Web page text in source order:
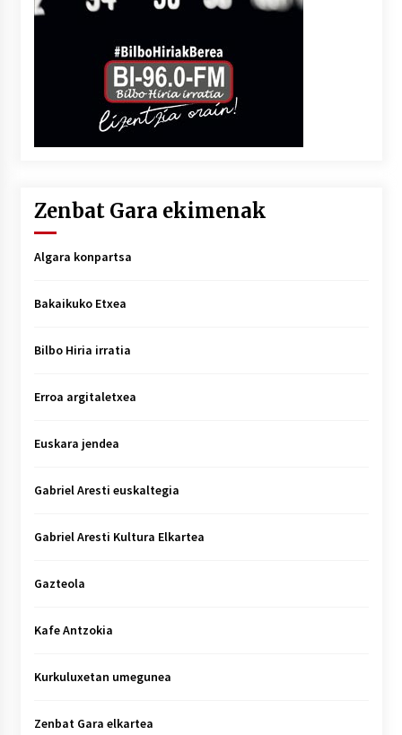
Zenbat Gara ekimenak
Algara konpartsa
Bakaikuko Etxea
Bilbo Hiria irratia
Erroa argitaletxea
Euskara jendea
Gabriel Aresti euskaltegia
Gabriel Aresti Kultura Elkartea
Gazteola
Kafe Antzokia
Kurkuluxetan umegunea
Zenbat Gara elkartea